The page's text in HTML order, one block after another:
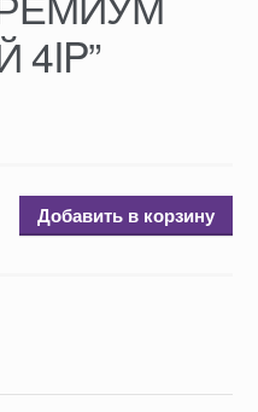
Добавить в корзину